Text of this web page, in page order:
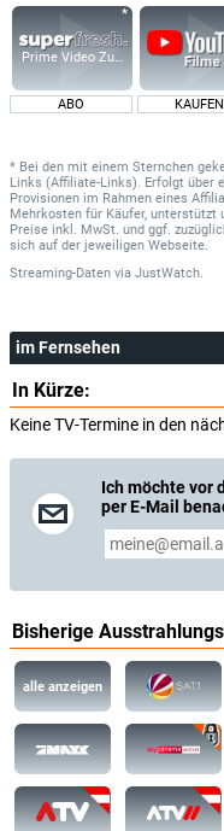
Prime Video Zusatz-Kanäle
ABO KAUFEN
* Bei den mit einem Sternchen
Links (Affiliate-Links). Erfolgt über
Provisionen im Rahmen eines
Mehrkosten für Käufer, unterstützt
Preise inkl. MwSt. und ggf.
sich auf der jeweiligen Webseite.
Streaming-Daten via JustWatch.
im Fernsehen
In Kürze:
Keine TV-Termine in den
Ich möchte vor
per E-Mail
Bisherige
alle anzeigen